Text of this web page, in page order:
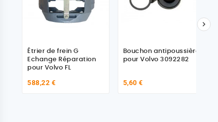
Étrier de frein G
Echange Réparation
pour Volvo FL
588,22 €
Bouchon antipoussière
pour Volvo 3092282
5,60 €
